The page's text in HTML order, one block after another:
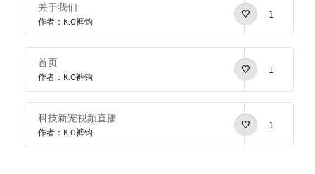
关于我们
作者：K.O裤钩
1
首页
作者：K.O裤钩
1
科技新宠视频直播
作者：K.O裤钩
1